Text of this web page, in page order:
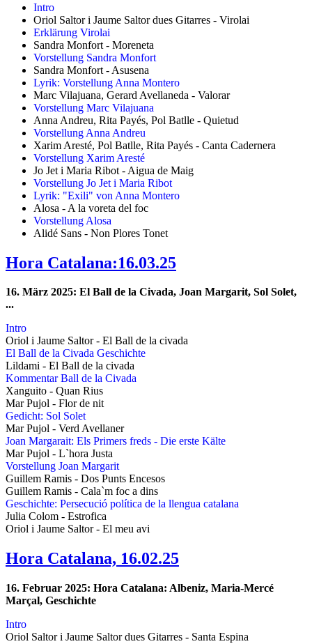
Intro
Oriol Saltor i Jaume Saltor dues Gitarres - Virolai
Erklärung Virolai
Sandra Monfort - Moreneta
Vorstellung Sandra Monfort
Sandra Monfort - Asusena
Lyrik: Vorstellung Anna Montero
Marc Vilajuana, Gerard Avellaneda - Valorar
Vorstellung Marc Vilajuana
Anna Andreu, Rita Payés, Pol Batlle - Quietud
Vorstellung Anna Andreu
Xarim Aresté, Pol Batlle, Rita Payés - Canta Cadernera
Vorstellung Xarim Aresté
Jo Jet i Maria Ribot - Aigua de Maig
Vorstellung Jo Jet i Maria Ribot
Lyrik: "Exili" von Anna Montero
Alosa - A la voreta del foc
Vorstellung Alosa
Alidé Sans - Non Plores Tonet
Hora Catalana:16.03.25
16. März 2025: El Ball de la Civada, Joan Margarit, Sol Solet,
...
Intro
Oriol i Jaume Saltor - El Ball de la civada
El Ball de la Civada Geschichte
Lildami - El Ball de la civada
Kommentar Ball de la Civada
Xanguito - Quan Rius
Mar Pujol - Flor de nit
Gedicht: Sol Solet
Mar Pujol - Verd Avellaner
Joan Margarait: Els Primers freds - Die erste Kälte
Mar Pujol - L`hora Justa
Vorstellung Joan Margarit
Guillem Ramis - Dos Punts Encesos
Guillem Ramis - Cala`m foc a dins
Geschichte: Persecució política de la llengua catalana
Julia Colom - Estrofica
Oriol i Jaume Saltor - El meu avi
Hora Catalana, 16.02.25
16. Februar 2025: Hora Catalana: Albeniz, Maria-Mercé
Marçal, Geschichte
Intro
Oriol Saltor i Jaume Saltor dues Gitarres - Santa Espina